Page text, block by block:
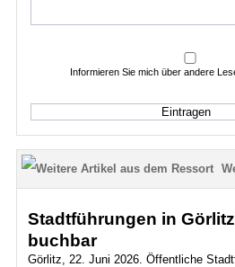
Informieren Sie mich über andere
Stadtführungen in
buchbar
Görlitz, 22. Juni 2026. Öffentliche